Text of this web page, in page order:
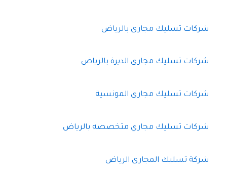
شركات تسليك مجارى بالرياض
شركات تسليك مجاري الديرة بالرياض
شركات تسليك مجاري المونسية
شركات تسليك مجاري متخصصه بالرياض
شركة تسليك المجارى الرياض